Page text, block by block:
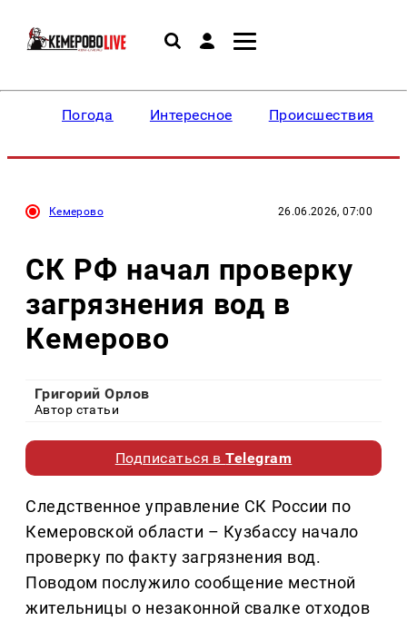
Погода Интересное Происшествия
Кемерово 26.06.2026, 07:00
СК РФ начал проверку
загрязнения вод в
Кемерово
Григорий Орлов
Автор статьи
Подписаться вTelegram
Следственное управление СК России по
Кемеровской области – Кузбассу начало
проверку по факту загрязнения вод.
Поводом послужило сообщение местной
жительницы о незаконной свалке отходов